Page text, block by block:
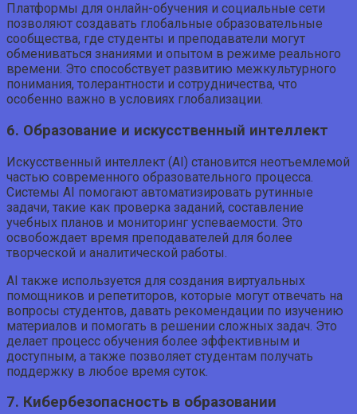
Платформы для онлайн-обучения и социальные сети
позволяют создавать глобальные образовательные
сообщества, где студенты и преподаватели могут
обмениваться знаниями и опытом в режиме реального
времени. Это способствует развитию межкультурного
понимания, толерантности и сотрудничества, что
особенно важно в условиях глобализации.
6. Образование и искусственный интеллект
Искусственный интеллект (AI) становится неотъемлемой
частью современного образовательного процесса.
Системы AI помогают автоматизировать рутинные
задачи, такие как проверка заданий, составление
учебных планов и мониторинг успеваемости. Это
освобождает время преподавателей для более
творческой и аналитической работы.
AI также используется для создания виртуальных
помощников и репетиторов, которые могут отвечать на
вопросы студентов, давать рекомендации по изучению
материалов и помогать в решении сложных задач. Это
делает процесс обучения более эффективным и
доступным, а также позволяет студентам получать
поддержку в любое время суток.
7. Кибербезопасность в образовании